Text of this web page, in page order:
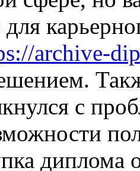
для
archive-
с
диплома